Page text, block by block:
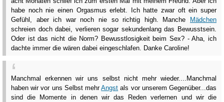
habe noch nie einen Orgasmus erlebt. Ich hatte zwar oft ein super
Gefühl, aber ich war noch nie so richtig high. Manche
Mädchen
schreien doch dabei, verlieren sogar sekundenlang das Bewusstsein.
Oder ist das nicht die Norm? Bewusstlosigkeit beim Sex? - Aha, ich
dachte immer die wären dabei eingeschlafen. Danke Caroline!
Manchmal erkennen wir uns selbst nicht mehr wieder....Manchmal
haben wir vor uns Selbst mehrAngst als vor unserem Gegenüber...das
sind die Momente in denen wir das Reden verlernen und wir die